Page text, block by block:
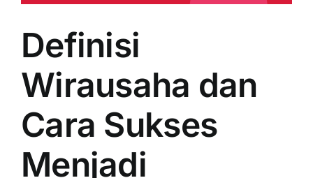
Definisi
Wirausaha dan
Cara Sukses
Menjadi